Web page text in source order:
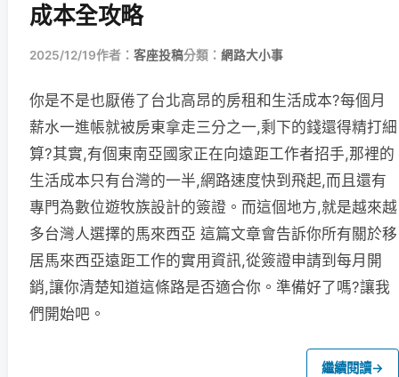
成本全攻略
2025/12/19作者： 客座投稿分類： 網路大小事
你是不是也厭倦了台北高昂的房租和生活成本?每個月
薪水一進帳就被房東拿走三分之一,剩下的錢還得精打細
算?其實,有個東南亞國家正在向遠距工作者招手,那裡的
生活成本只有台灣的一半,網路速度快到飛起,而且還有
專門為數位遊牧族設計的簽證。而這個地方,就是越來越
多台灣人選擇的馬來西亞 這篇文章會告訴你所有關於移
居馬來西亞遠距工作的實用資訊,從簽證申請到每月開
銷,讓你清楚知道這條路是否適合你。準備好了嗎?讓我
們開始吧。
繼續閱讀→